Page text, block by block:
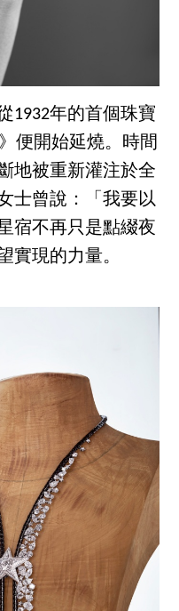
1932年的首個珠寶
便開始延燒。時間
地被重新灌注於全
士曾說：「我要以
宿不再只是點綴夜
實現的力量。